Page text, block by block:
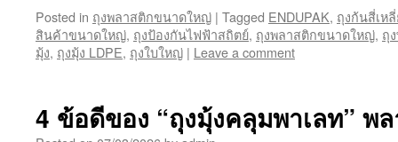
Posted in ถุงพลาสติกขนาดใหญ่ | Tagged ENDUPAK, ถุงก้นสี่เห
สินค้าขนาดใหญ่, ถุงป้องกันไฟฟ้าสถิตย์, ถุงพลาสติกขนาดใหญ่, ถุ
มุ้ง, ถุงมุ้ง LDPE, ถุงใบใหญ่ | Leave a comment
4 ข้อดีของ “ถุงมุ้งคลุมพาเลท” พ